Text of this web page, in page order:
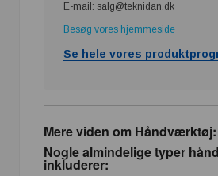
E-mail: salg@teknidan.dk
Besøg vores hjemmeside
Se hele vores
Mere viden om Håndværktøj:
Nogle almindelige typer
inkluderer: